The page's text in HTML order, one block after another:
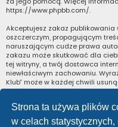
Strona ta używa plików
w celach
https://www.phpbb.com/.
Akceptujesz zakaz
oszczerczym, propagującym
naruszającym cudze prawa
zakazu może skutkować dla
tej witryny, a twój dostawca
niewłaściwym zachowaniu.
Klub” może w każdej chwili
twój temat, post. Wyrażasz
przez ciebie informacji w
przekazywane nikomu bez
ani phpBB nie ponosi